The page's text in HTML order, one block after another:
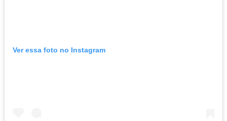
Ver essa foto no Instagram